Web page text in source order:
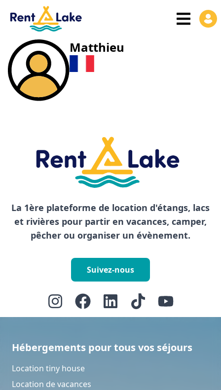
Matthieu
La 1ère plateforme de location d'étangs, lacs
et rivières pour partir en vacances, camper,
pêcher ou organiser un évènement.
Suivez-nous
Hébergements pour tous vos séjours
Location tiny house
Location de vacances